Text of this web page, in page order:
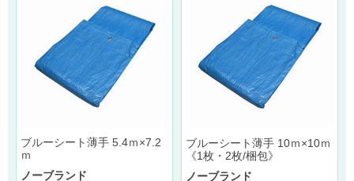
ブルーシート薄手 5.4ｍ×7.2
ｍ
ノーブランド
ブルーシート薄手 10ｍ×10ｍ
《1枚・2枚/梱包》
ノーブランド